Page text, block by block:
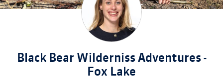
Black Bear Wilderniss Adventures -
Fox Lake